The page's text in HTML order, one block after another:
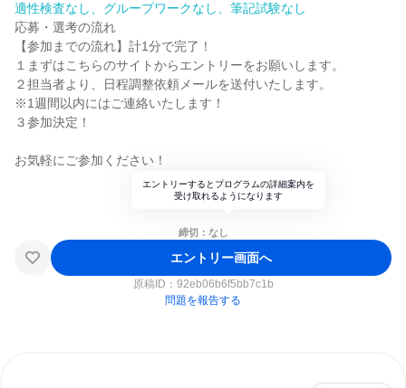
適性検査なし、グループワークなし、筆記試験なし
応募・選考の流れ
【参加までの流れ】計1分で完了！
１まずはこちらのサイトからエントリーをお願いします。
２担当者より、日程調整依頼メールを送付いたします。
※1週間以内にはご連絡いたします！
３参加決定！
お気軽にご参加ください！
エントリーするとプログラムの詳細案内を
受け取れるようになります
締切：なし
エントリー画面へ
原稿ID： 92eb06b6f5bb7c1b
問題を報告する